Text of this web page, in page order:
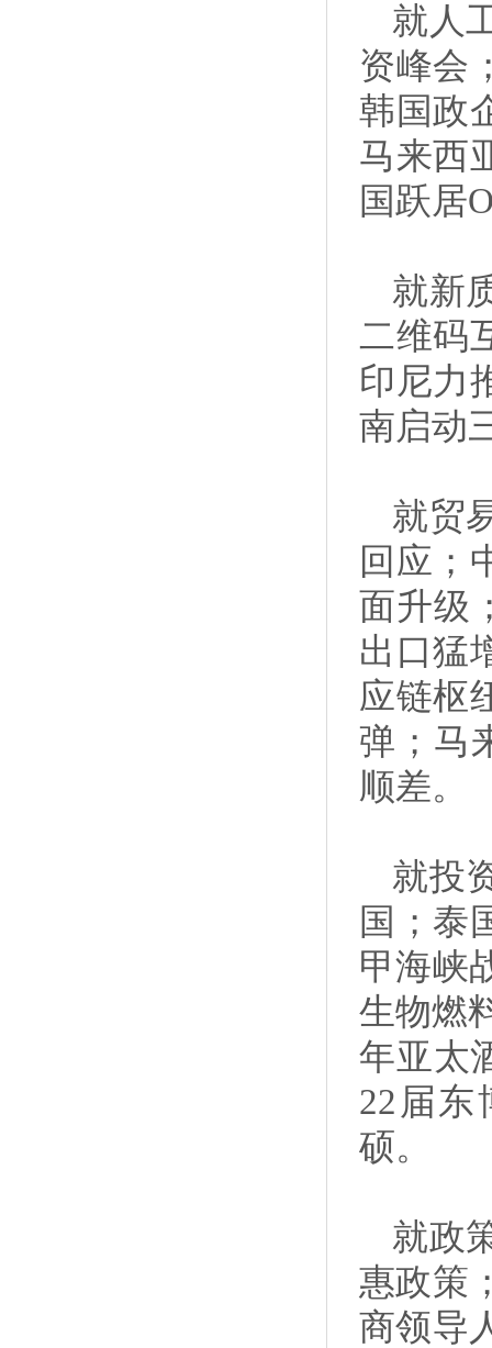
就人
资峰会
韩国政
马来西
国跃居
就新
二维码
印尼力
南启动
就贸
回应；
面升级
出口猛
应链枢
弹；马
顺差。
就投
国；泰
甲海峡
生物燃
年亚太
22届东
硕。
就政
惠政策
商领导